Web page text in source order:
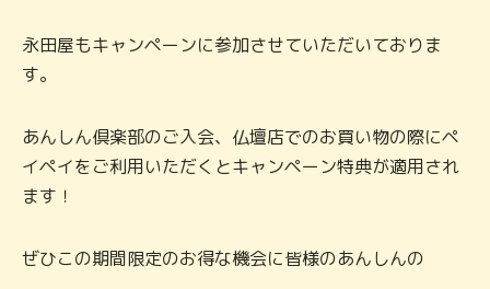
永田屋もキャンペーンに参加させていただいておりま
す。
あんしん倶楽部のご入会、仏壇店でのお買い物の際にペ
イペイをご利用いただくとキャンペーン特典が適用され
ます！
ぜひこの期間限定のお得な機会に皆様のあんしんの